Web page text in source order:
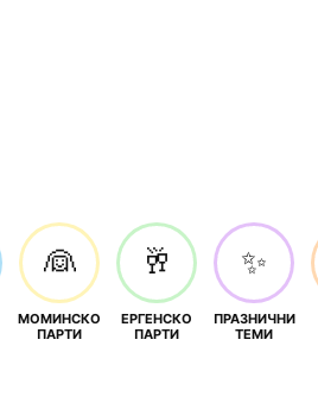
👰
МОМИНСКО
ПАРТИ
🥂
ЕРГЕНСКО
ПАРТИ
✨
ПРАЗНИЧНИ
ТЕМИ